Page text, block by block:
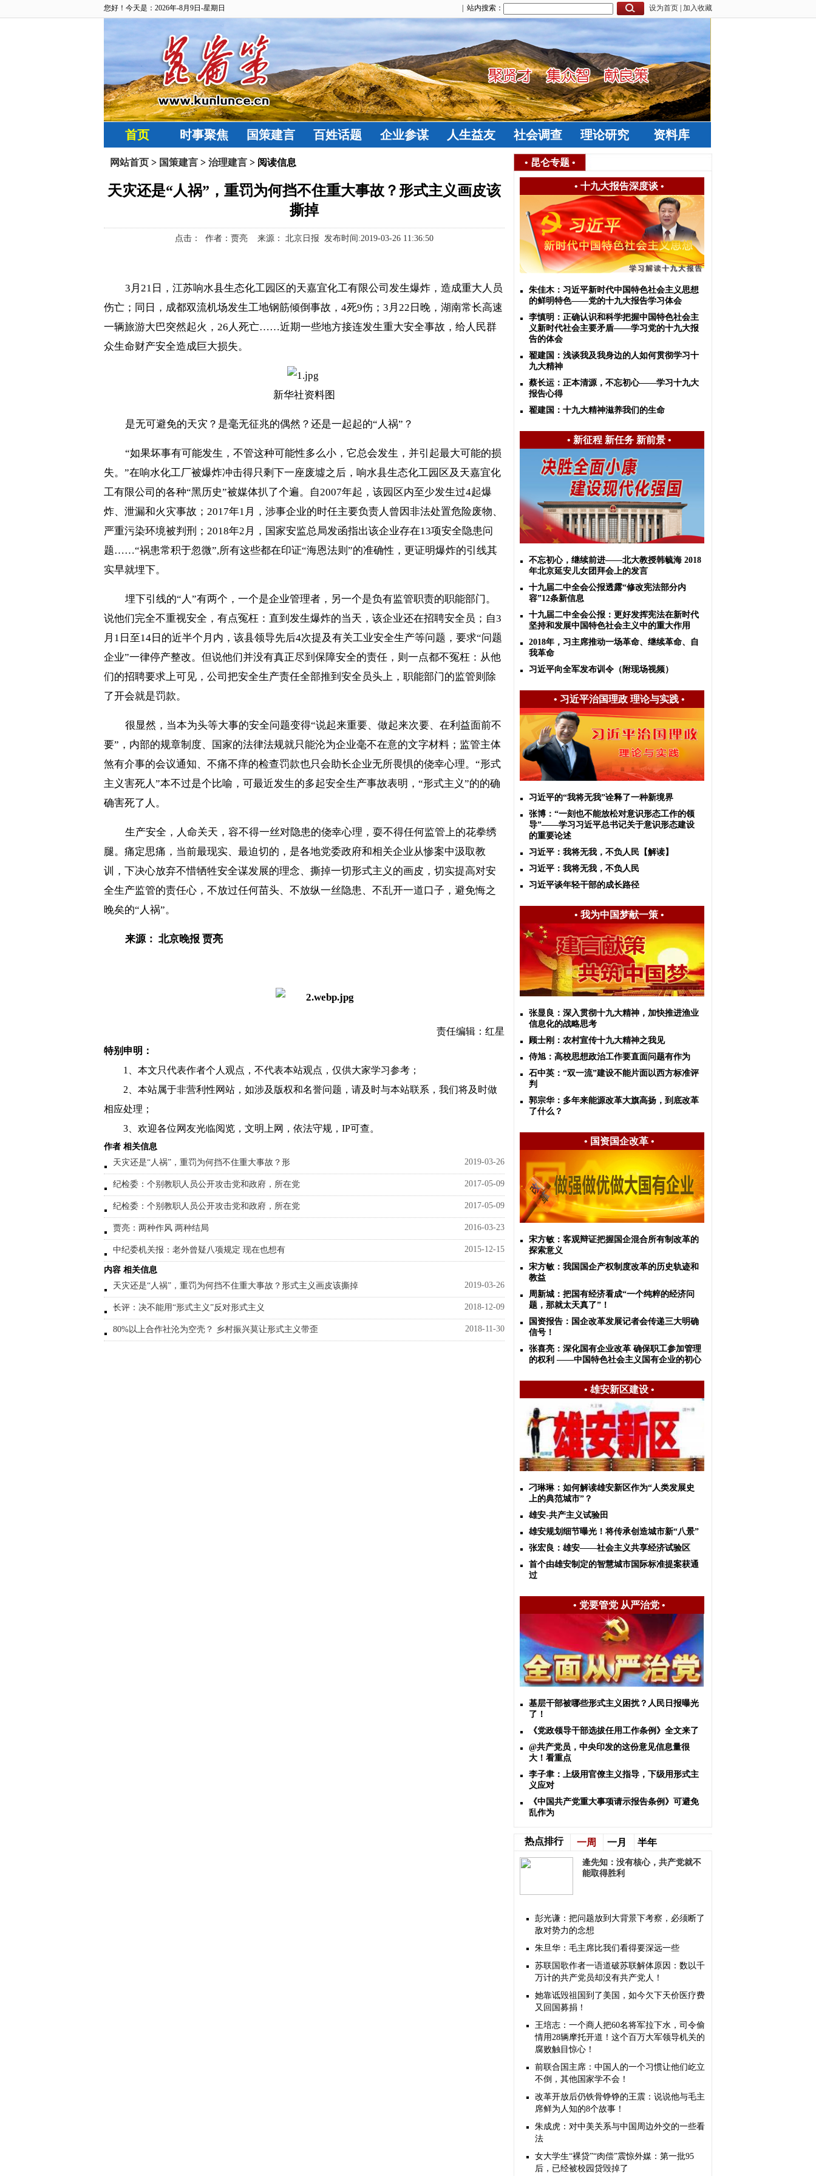
您好！今天是：2026年-8月9日-星期日 设为首页 加入收藏
| 站内搜索：
首页 时事聚焦 国策建言 百姓话题 企业参谋 人生益友 社会调查 理论研究 资料库
网站首页 > 国策建言 > 治理建言 > 阅读信息
天灾还是“人祸”，重罚为何挡不住重大事故？形式主义画皮该
撕掉
点击： 作者：贾亮 来源： 北京日报 发布时间:2019-03-26 11:36:50
3 月 21 日，江苏响水县生态化工园区的天嘉宜化工有限公司发生爆炸，造成重大人员
伤亡；同日，成都双流机场发生工地钢筋倾倒事故， 4死9伤； 3 月 22 日晚，湖南常长高速
一辆旅游大巴突然起火， 26 人死亡……近期一些地方接连发生重大安全事故，给人民群
众生命财产安全造成巨大损失。
新华社资料图
是无可避免的天灾？是毫无征兆的偶然？还是一起起的“人祸”？
“如果坏事有可能发生，不管这种可能性多么小，它总会发生，并引起最大可能的损
失。”在响水化工厂被爆炸冲击得只剩下一座废墟之后，响水县生态化工园区及天嘉宜化
工有限公司的各种“黑历史”被媒体扒了个遍。自2007年起，该园区内至少发生过4起爆
炸、泄漏和火灾事故； 2017年1 月，涉事企业的时任主要负责人曾因非法处置危险废物、
严重污染环境被判刑； 2018年2 月，国家安监总局发函指出该企业存在13项安全隐患问
题……“祸患常积于忽微”,所有这些都在印证“海恩法则”的准确性，更证明爆炸的引线其
实早就埋下。
埋下引线的“人”有两个，一个是企业管理者，另一个是负有监管职责的职能部门。
说他们完全不重视安全，有点冤枉：直到发生爆炸的当天，该企业还在招聘安全员；自3
月 1 日至14 日的近半个月内，该县领导先后4次提及有关工业安全生产等问题，要求“问题
企业”一律停产整改。但说他们并没有真正尽到保障安全的责任，则一点都不冤枉：从他
们的招聘要求上可见，公司把安全生产责任全部推到安全员头上，职能部门的监管则除
了开会就是罚款。
很显然，当本为头等大事的安全问题变得“说起来重要、做起来次要、在利益面前不
要”，内部的规章制度、国家的法律法规就只能沦为企业毫不在意的文字材料；监管主体
煞有介事的会议通知、不痛不痒的检查罚款也只会助长企业无所畏惧的侥幸心理。“形式
主义害死人”本不过是个比喻，可最近发生的多起安全生产事故表明，“形式主义”的的确
确害死了人。
生产安全，人命关天，容不得一丝对隐患的侥幸心理，耍不得任何监管上的花拳绣
腿。痛定思痛，当前最现实、最迫切的，是各地党委政府和相关企业从惨案中汲取教
训，下决心放弃不惜牺牲安全谋发展的理念、撕掉一切形式主义的画皮，切实提高对安
全生产监管的责任心，不放过任何苗头、不放纵一丝隐患、不乱开一道口子，避免悔之
晚矣的“人祸”。
来源： 北京晚报 贾亮
责任编辑：红星
特别申明：
1、本文只代表作者个人观点，不代表本站观点，仅供大家学习参考；
2、本站属于非营利性网站，如涉及版权和名誉问题，请及时与本站联系，我们将及时做
相应处理；
3、欢迎各位网友光临阅览，文明上网，依法守规，IP可查。
作者 相关信息
天灾还是“人祸”，重罚为何挡不住重大事故？形
2019-03-26
纪检委：个别教职人员公开攻击党和政府，所在党 2017-05-09
纪检委：个别教职人员公开攻击党和政府，所在党 2017-05-09
贾亮：两种作风 两种结局 2016-03-23
中纪委机关报：老外曾疑八项规定 现在也想有 2015-12-15
内容 相关信息
天灾还是“人祸”，重罚为何挡不住重大事故？形式主义画皮该撕掉
2019-03-26
长评：决不能用“形式主义”反对形式主义 2018-12-09
80%以上合作社沦为空壳？ 乡村振兴莫让形式主义带歪 2018-11-30
• 昆仑专题 •
• 十九大报告深度谈•
朱佳木：习近平新时代中国特色社会主义思想
的鲜明特色——党的十九大报告学习体会
李慎明：正确认识和科学把握中国特色社会主
义新时代社会主要矛盾——学习党的十九大报
告的体会
翟建国：浅谈我及我身边的人如何贯彻学习十
九大精神
蔡长运：正本清源，不忘初心——学习十九大
报告心得
翟建国：十九大精神滋养我们的生命
• 新征程 新任务 新前景•
不忘初心，继续前进——北大教授韩毓海 2018
年北京延安儿女团拜会上的发言
十九届二中全会公报透露“修改宪法部分内
容”12条新信息
十九届二中全会公报：更好发挥宪法在新时代
坚持和发展中国特色社会主义中的重大作用
2018年，习主席推动一场革命、继续革命、自
我革命
习近平向全军发布训令（附现场视频）
• 习近平治国理政 理论与实践•
习近平的“我将无我”诠释了一种新境界
张博：“一刻也不能放松对意识形态工作的领
导”——学习习近平总书记关于意识形态建设
的重要论述
习近平：我将无我，不负人民【解读】
习近平：我将无我，不负人民
习近平谈年轻干部的成长路径
• 我为中国梦献一策•
张显良：深入贯彻十九大精神，加快推进渔业
信息化的战略思考
顾士刚：农村宣传十九大精神之我见
侍旭：高校思想政治工作要直面问题有作为
石中英：“双一流”建设不能片面以西方标准评
判
郭宗华：多年来能源改革大旗高扬，到底改革
了什么？
• 国资国企改革•
宋方敏：客观辩证把握国企混合所有制改革的
探索意义
宋方敏：我国国企产权制度改革的历史轨迹和
教益
周新城：把国有经济看成“一个纯粹的经济问
题，那就太天真了”！
国资报告：国企改革发展记者会传递三大明确
信号！
张喜亮：深化国有企业改革 确保职工参加管理
的权利 ——中国特色社会主义国有企业的初心
• 雄安新区建设•
刁琳琳：如何解读雄安新区作为“人类发展史
上的典范城市”？
雄安-共产主义试验田
雄安规划细节曝光！将传承创造城市新“八景”
张宏良：雄安——社会主义共享经济试验区
首个由雄安制定的智慧城市国际标准提案获通
过
• 党要管党 从严治党•
基层干部被哪些形式主义困扰？人民日报曝光
了！
《党政领导干部选拔任用工作条例》全文来了
@共产党员，中央印发的这份意见信息量很
大！看重点
李子聿：上级用官僚主义指导，下级用形式主
义应对
《中国共产党重大事项请示报告条例》可避免
乱作为
热点排行 一周 一月 半年
逄先知：没有核心，共产党就不
能取得胜利
彭光谦：把问题放到大背景下考察，必须断了
敌对势力的念想
朱旦华：毛主席比我们看得要深远一些
苏联国歌作者一语道破苏联解体原因：数以千
万计的共产党员却没有共产党人！
她靠诋毁祖国到了美国，如今欠下天价医疗费
又回国募捐！
王培志：一个商人把60名将军拉下水，司令偷
情用28辆摩托开道！这个百万大军领导机关的
腐败触目惊心！
前联合国主席：中国人的一个习惯让他们屹立
不倒，其他国家学不会！
改革开放后仍铁骨铮铮的王震：说说他与毛主
席鲜为人知的8个故事！
朱成虎：对中美关系与中国周边外交的一些看
法
女大学生“裸贷”“肉偿”震惊外媒：第一批95
后，已经被校园贷毁掉了